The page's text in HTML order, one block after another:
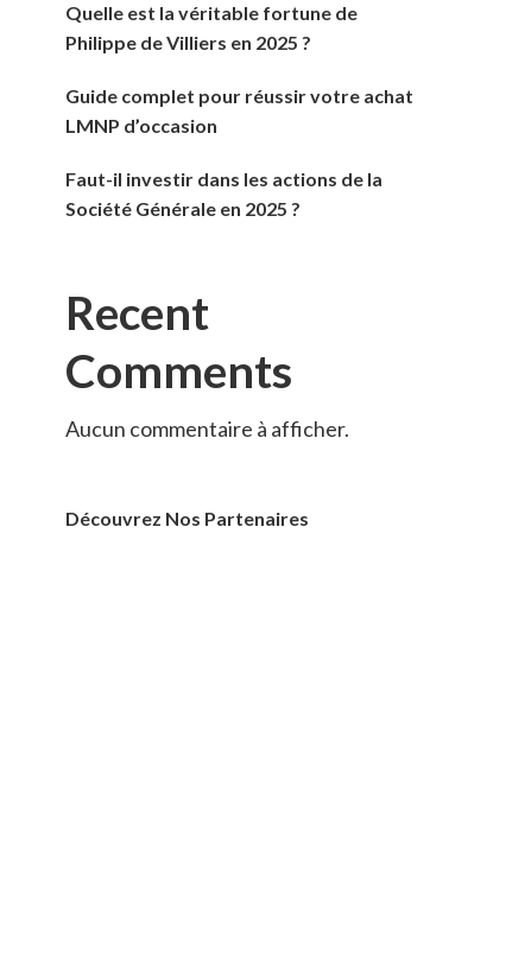
Quelle est la véritable fortune de
Philippe de Villiers en 2025 ?
Guide complet pour réussir votre achat
LMNP d’occasion
Faut-il investir dans les actions de la
Société Générale en 2025 ?
Recent
Comments
Aucun commentaire à afficher.
Découvrez Nos Partenaires